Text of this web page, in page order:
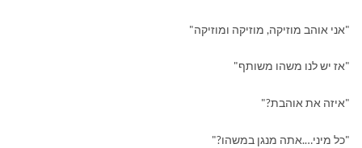
"אני אוהב מוזיקה, מוזיקה ומוזיקה"
"אז יש לנו משהו משותף"
"איזה את אוהבת?"
"כל מיני….אתה מנגן במשהו?"